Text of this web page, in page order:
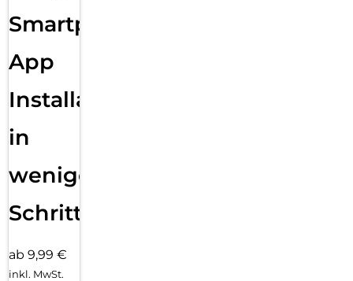
Smartphone
App
Installation
in
wenigen
Schritten
ab 9,99 €
inkl. MwSt.